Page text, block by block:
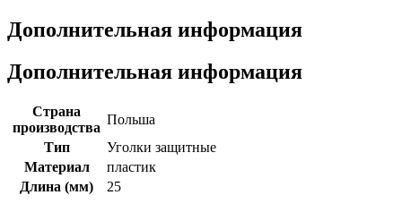
Дополнительная информация
Дополнительная информация
Страна
производства
Польша
Тип
Уголки защитные
Материал
пластик
Длина (мм)
25